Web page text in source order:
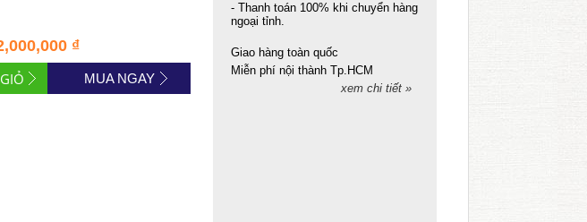
₫
MUA NGAY
- Thanh toán 100% khi chuyển hàng
ngoại tỉnh.
Giao hàng toàn quốc
Miễn phí nội thành Tp.HCM
xem chi tiết »